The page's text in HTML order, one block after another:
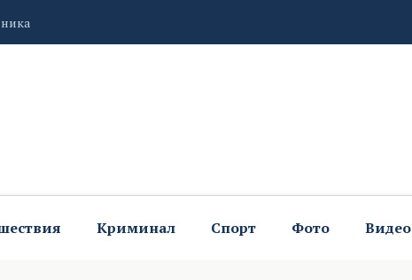
закрыли шашлычную
Криминал Спорт Фото Видео